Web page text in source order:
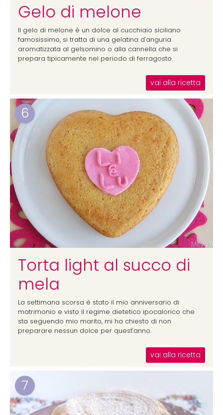
Gelo di melone
Il gelo di melone è un dolce al cucchiaio siciliano
famosissimo, si tratta di una gelatina d'anguria
aromatizzata al gelsomino o alla cannella che si
prepara tipicamente nel periodo di ferragosto.
vai alla ricetta
6
Torta light al succo di
mela
La settimana scorsa è stato il mio anniversario di
matrimonio e visto il regime dietetico ipocalorico che
sta seguendo mio marito, mi ha chiesto di non
preparare nessun dolce per quest'anno.
vai alla ricetta
7